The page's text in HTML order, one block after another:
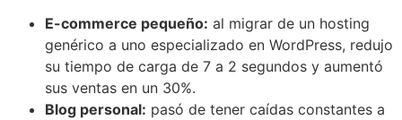
E-commerce pequeño: al migrar de un hosting
genérico a uno especializado en WordPress, redujo
su tiempo de carga de 7 a 2 segundos y aumentó
sus ventas en un 30%.
Blog personal: pasó de tener caídas constantes a